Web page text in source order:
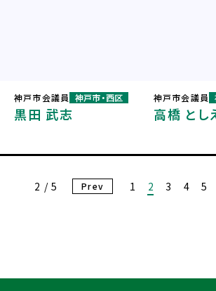
神戸市会議員 神戸市・西区
黒田 武志
神戸市会議員
高橋 とし
2 / 5 Prev 1 2 3 4 5